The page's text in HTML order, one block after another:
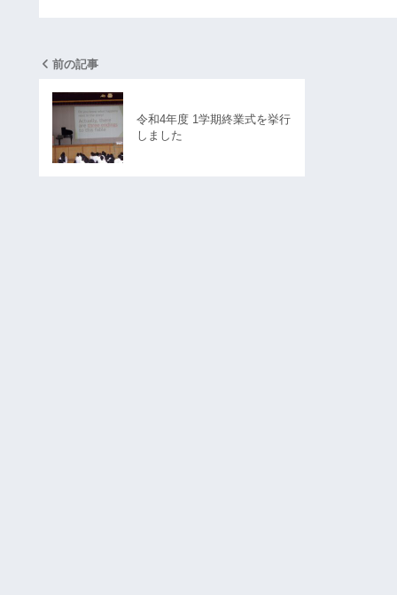
前の記事
令和4年度 1学期終業式を挙行
しました